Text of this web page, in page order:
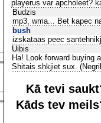
playerus var apcholeet?
Budzis
mp3, wma... Bet kapec
bush
izskataas peec
Uibis
Ha! Look forward buying
Shitais shkjiet sux.
Kā tevi
Kāds tev